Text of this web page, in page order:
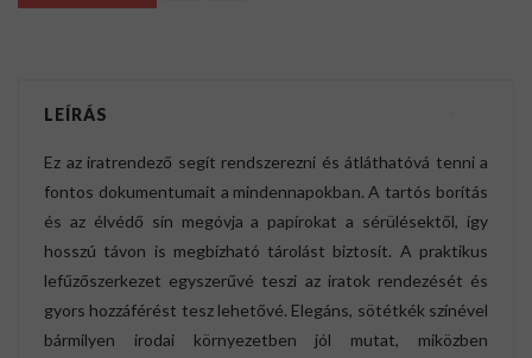
LEÍRÁS
Ez az iratrendező segít rendszerezni és átláthatóvá tenni a
fontos dokumentumait a mindennapokban. A tartós borítás
és az élvédő sín megóvja a papírokat a sérülésektől, így
hosszú távon is megbízható tárolást biztosít. A praktikus
lefűzőszerkezet egyszerűvé teszi az iratok rendezését és
gyors hozzáférést tesz lehetővé. Elegáns, sötétkék színével
bármilyen irodai környezetben jól mutat, miközben